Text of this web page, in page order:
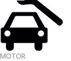
MOTOR